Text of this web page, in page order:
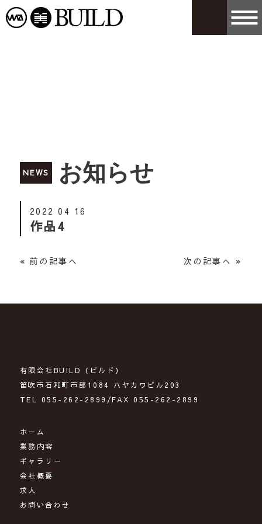
有限会社 有限会
NEWS お知らせ
2022 04 16
作品4
« 前の記事へ 次の記事へ »
有限会社BUILD（ビルド）
笛吹市石和町市部1084 ハヤカワビル203
TEL 055-262-2899/FAX 055-262-2899
ホーム
業務内容
ギャラリー
会社概要
求人
お問い合わせ